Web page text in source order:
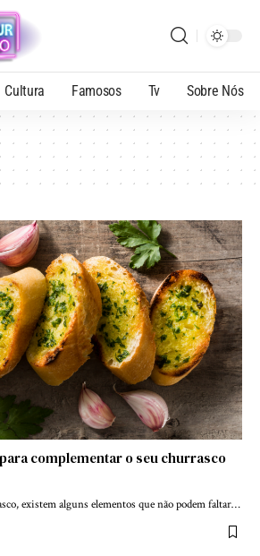
Cultura Famosos Tv Sobre Nós
complementar o seu churrasco
existem alguns elementos que não podem faltar…